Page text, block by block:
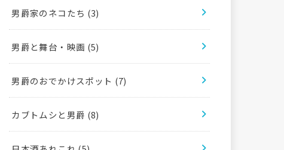
男爵家のネコたち (3)
男爵と舞台・映画 (5)
男爵のおでかけスポット (7)
カブトムシと男爵 (8)